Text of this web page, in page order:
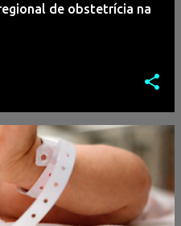
de obstetrícia na